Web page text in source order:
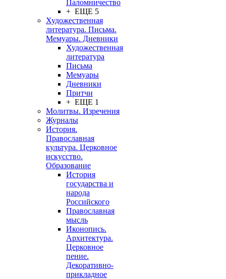
Паломничество
+ ЕЩЕ 5
Художественная
литература. Письма.
Мемуары. Дневники
Художественная
литература
Письма
Мемуары
Дневники
Притчи
+ ЕЩЕ 1
Молитвы. Изречения
Журналы
История.
Православная
культура. Церковное
искусство.
Образование
История
государства и
народа
Российского
Православная
мысль
Иконопись.
Архитектура.
Церковное
пение.
Декоративно-
прикладное